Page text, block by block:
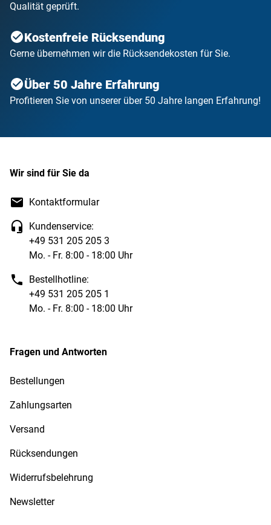
Qualität geprüft.
Kostenfreie Rücksendung
Gerne übernehmen wir die Rücksendekosten für Sie.
Über 50 Jahre Erfahrung
Profitieren Sie von unserer über 50 Jahre langen Erfahrung!
Wir sind für Sie da
Kontaktformular
Kundenservice:
+49 531 205 205 3
Mo. - Fr. 8:00 - 18:00 Uhr
Bestellhotline:
+49 531 205 205 1
Mo. - Fr. 8:00 - 18:00 Uhr
Fragen und Antworten
Bestellungen
Zahlungsarten
Versand
Rücksendungen
Widerrufsbelehrung
Newsletter